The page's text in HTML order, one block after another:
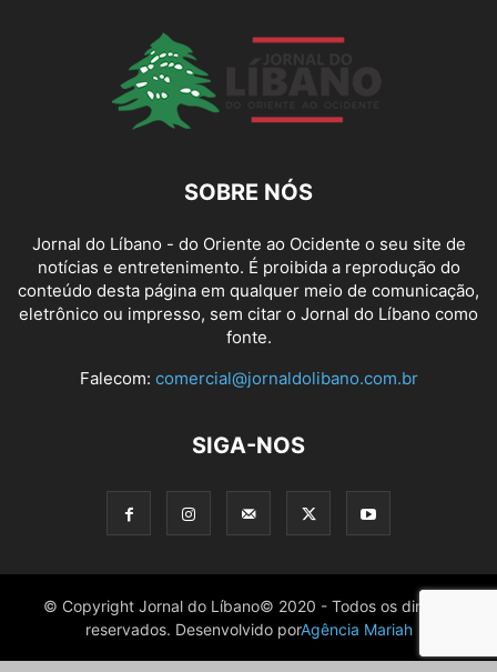
SOBRE NÓS
Jornal do Líbano - do Oriente ao Ocidente o seu site de
notícias e entretenimento. É proibida a reprodução do
conteúdo desta página em qualquer meio de comunicação,
eletrônico ou impresso, sem citar o Jornal do Líbano como
fonte.
Falecom: comercial@jornaldolibano.com.br
SIGA-NOS
© Copyright Jornal do Líbano© 2020 - Todos os direitos
reservados. Desenvolvido porAgência Mariah